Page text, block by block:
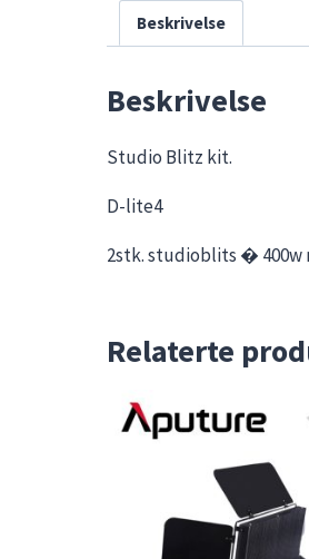
Beskrivelse
Beskrivelse
Studio Blitz kit.
D-lite4
2stk. studioblits �
Relaterte